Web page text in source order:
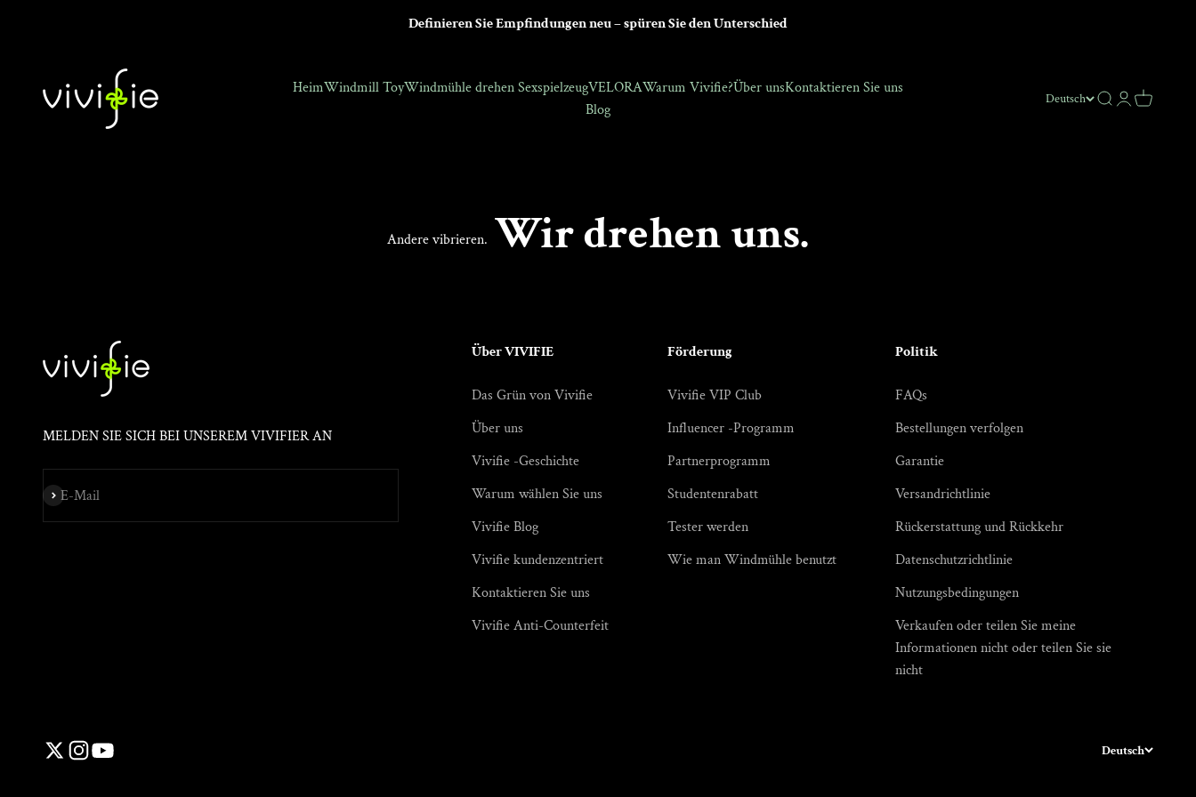
Definieren Sie Empfindungen neu – spüren Sie den Unterschied
HeimWindmill ToyWindmühle drehen SexspielzeugVELORAWarum Vivifie?Über unsKontaktieren Sie uns
Blog
VIVIFIE Official
Deutsch SucheAnmelden
Andere vibrieren. Wir drehen uns.
MELDEN SIE SICH BEI UNSEREM VIVIFIER AN
E-Mail
Abonnieren
Über VIVIFIE
Das Grün von Vivifie
Über uns
Vivifie -Geschichte
Warum wählen Sie uns
Vivifie Blog
Vivifie kundenzentriert
Kontaktieren Sie uns
Vivifie Anti-Counterfeit
Förderung
Vivifie VIP Club
Influencer -Programm
Partnerprogramm
Studentenrabatt
Tester werden
Wie man Windmühle benutzt
Politik
FAQs
Bestellungen verfolgen
Garantie
Versandrichtlinie
Rückerstattung und Rückkehr
Datenschutzrichtlinie
Nutzungsbedingungen
Verkaufen oder teilen Sie meine
Informationen nicht oder teilen Sie sie
nicht
Deutsch